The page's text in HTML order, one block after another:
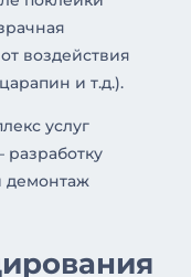
воздействия
и т.д.).
услуг
демонтаж